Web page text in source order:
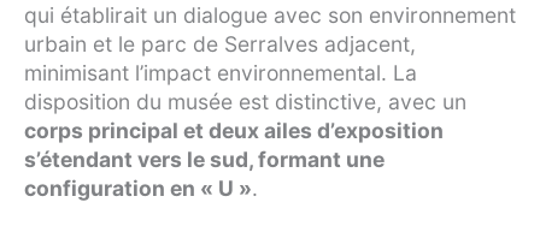
qui établirait un dialogue avec son environnement
urbain et le parc de Serralves adjacent,
minimisant l’impact environnemental. La
disposition du musée est distinctive, avec un
corps principal et deux ailes d’exposition
s’étendant vers le sud, formant une
configuration en « U ».